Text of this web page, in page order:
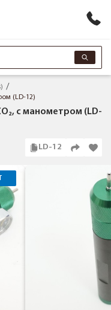
(LD-12)
с манометром (LD-
LD-12